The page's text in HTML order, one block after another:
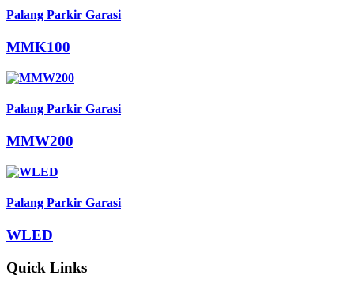
Palang Parkir Garasi
MMK100
Palang Parkir Garasi
MMW200
Palang Parkir Garasi
WLED
Quick Links